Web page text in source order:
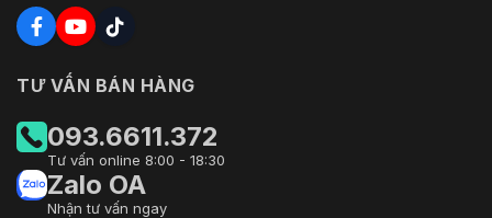
TƯ VẤN BÁN HÀNG
093.6611.372
Tư vấn online 8:00 - 18:30
Zalo OA
Nhận tư vấn ngay